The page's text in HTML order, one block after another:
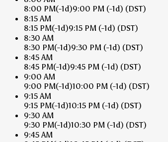
8:00 PM(-1d)9:00 PM (-1d) (DST)
8:15 AM
8:15 PM(-1d)9:15 PM (-1d) (DST)
8:30 AM
8:30 PM(-1d)9:30 PM (-1d) (DST)
8:45 AM
8:45 PM(-1d)9:45 PM (-1d) (DST)
9:00 AM
9:00 PM(-1d)10:00 PM (-1d) (DST)
9:15 AM
9:15 PM(-1d)10:15 PM (-1d) (DST)
9:30 AM
9:30 PM(-1d)10:30 PM (-1d) (DST)
9:45 AM